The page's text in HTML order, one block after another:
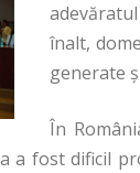
înalt,
generate
În
a fost dificil